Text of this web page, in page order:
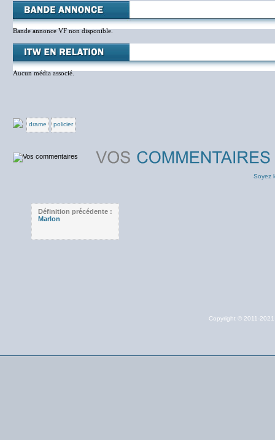
Bande annonce VF non disponible.
Aucun média associé.
drame policier
Soyez
Définition précédente :
Marlon
Copyright © 2011-